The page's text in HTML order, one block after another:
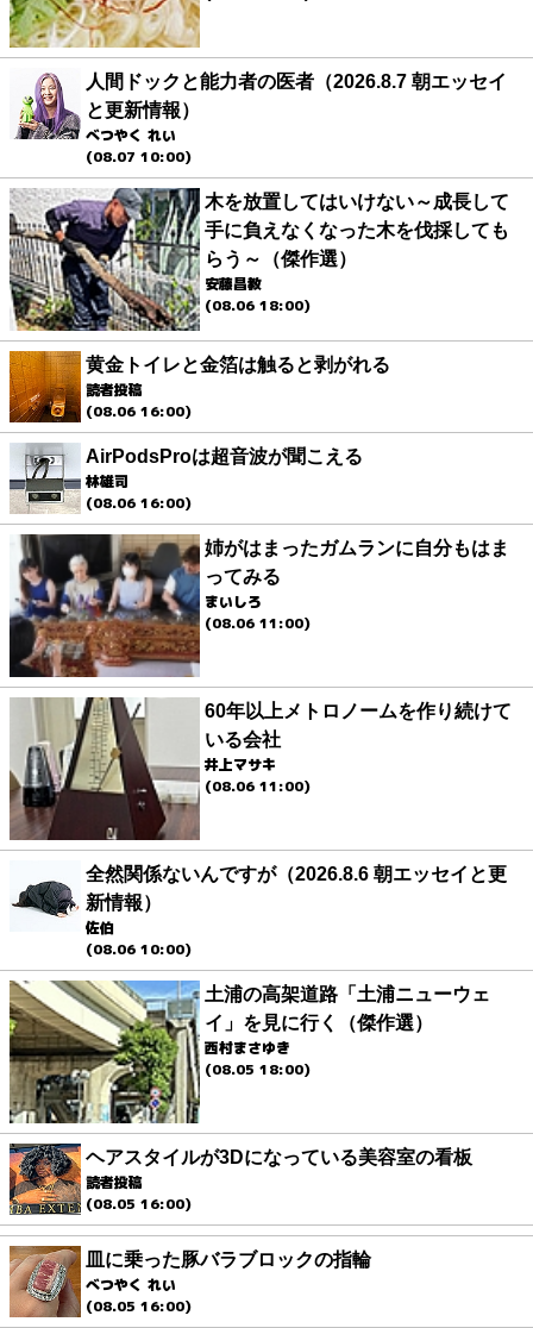
人間ドックと能力者の医者（2026.8.7 朝エッセイ
と更新情報）
べつやく れい
(08.07 10:00)
木を放置してはいけない～成長して
手に負えなくなった木を伐採しても
らう～（傑作選）
安藤昌教
(08.06 18:00)
黄金トイレと金箔は触ると剥がれる
読者投稿
(08.06 16:00)
AirPodsProは超音波が聞こえる
林雄司
(08.06 16:00)
姉がはまったガムランに自分もはま
ってみる
まいしろ
(08.06 11:00)
60年以上メトロノームを作り続けて
いる会社
井上マサキ
(08.06 11:00)
全然関係ないんですが（2026.8.6 朝エッセイと更
新情報）
佐伯
(08.06 10:00)
土浦の高架道路「土浦ニューウェ
イ」を見に行く（傑作選）
西村まさゆき
(08.05 18:00)
ヘアスタイルが3Dになっている美容室の看板
読者投稿
(08.05 16:00)
皿に乗った豚バラブロックの指輪
べつやく れい
(08.05 16:00)